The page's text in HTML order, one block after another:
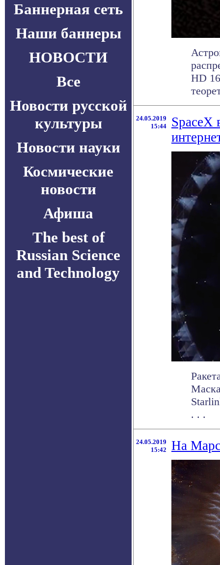
Баннерная сеть
Наши баннеры
НОВОСТИ
Все
Новости русской
культуры
Новости науки
Космические
новости
Афиша
The best of
Russian Science
and Technology
HD
24.05.2019
15:44
SpaceX
. . .
24.05.2019
15:42
На